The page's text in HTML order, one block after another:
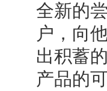
全新的
户，向
出积蓄
产品的